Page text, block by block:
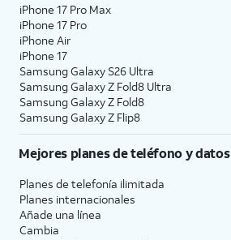
iPhone 17 Pro Max
iPhone 17 Pro
iPhone Air
iPhone 17
Samsung Galaxy S26 Ultra
Samsung Galaxy Z Fold8 Ultra
Samsung Galaxy Z Fold8
Samsung Galaxy Z Flip8
Mejores planes de teléfono y datos
Planes de telefonía ilimitada
Planes internacionales
Añade una línea
Cambia